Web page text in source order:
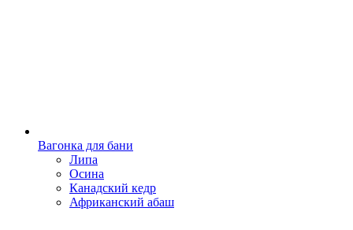
Вагонка для бани
Липа
Осина
Канадский кедр
Африканский абаш